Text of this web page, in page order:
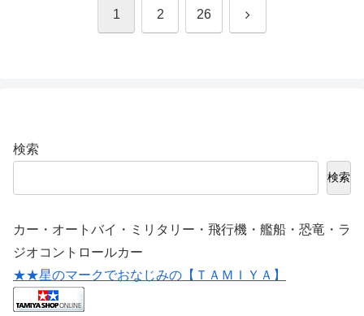
1 2 26 次
検索
検索
カー・オートバイ・ミリタリー・飛行機・艦船・恐竜・ラ
ジオコントロールカー
★★星のマークでおなじみの【ＴＡＭＩＹＡ】